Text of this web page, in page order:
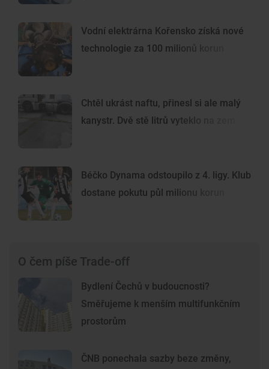
Vodní elektrárna Kořensko získá nové
technologie za 100 milionů korun
Chtěl ukrást naftu, přinesl si ale malý
kanystr. Dvě stě litrů vyteklo na zem
Béčko Dynama odstoupilo z 4. ligy. Klub
dostane pokutu půl milionu korun
O čem píše Trade-off
Bydlení Čechů v budoucnosti?
Směřujeme k menším multifunkčním
prostorům
ČNB ponechala sazby beze změny,